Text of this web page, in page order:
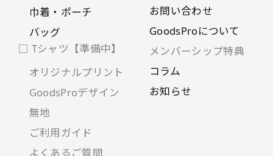
巾着・ポーチ
バッグ
□ Tシャツ【準備中】
オリジナルプリント
GoodsProデザイン
無地
ご利用ガイド
よくあるご質問
お問い合わせ
GoodsProについて
メンバーシップ特典
コラム
お知らせ